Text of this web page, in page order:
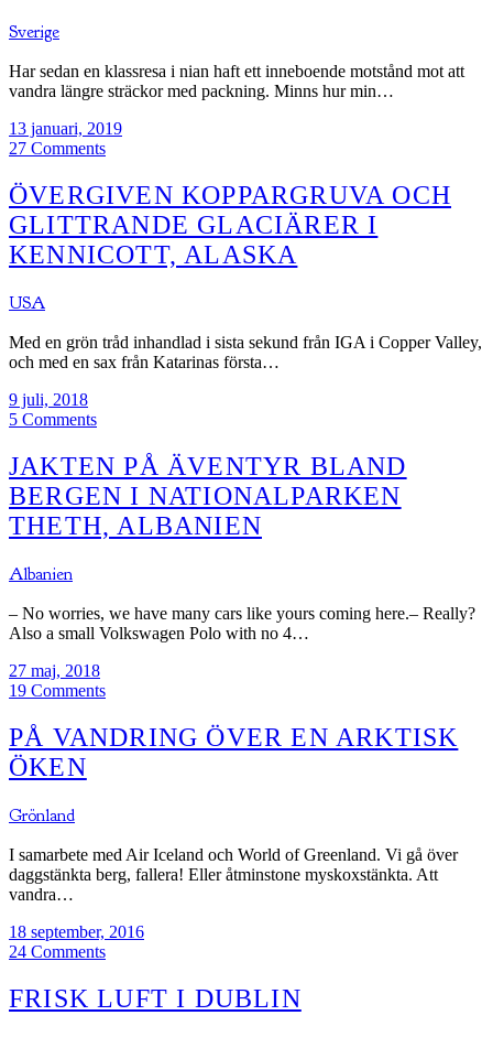
Sverige
Har sedan en klassresa i nian haft ett inneboende motstånd mot att
vandra längre sträckor med packning. Minns hur min…
13 januari, 2019
27 Comments
ÖVERGIVEN KOPPARGRUVA OCH
GLITTRANDE GLACIÄRER I
KENNICOTT, ALASKA
USA
Med en grön tråd inhandlad i sista sekund från IGA i Copper Valley,
och med en sax från Katarinas första…
9 juli, 2018
5 Comments
JAKTEN PÅ ÄVENTYR BLAND
BERGEN I NATIONALPARKEN
THETH, ALBANIEN
Albanien
– No worries, we have many cars like yours coming here.– Really?
Also a small Volkswagen Polo with no 4…
27 maj, 2018
19 Comments
PÅ VANDRING ÖVER EN ARKTISK
ÖKEN
Grönland
I samarbete med Air Iceland och World of Greenland. Vi gå över
daggstänkta berg, fallera! Eller åtminstone myskoxstänkta. Att
vandra…
18 september, 2016
24 Comments
FRISK LUFT I DUBLIN